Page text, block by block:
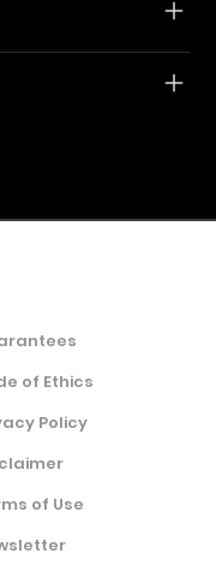
of Ethics
Policy
of Use